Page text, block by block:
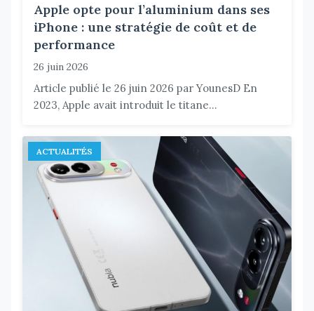
Apple opte pour l’aluminium dans ses
iPhone : une stratégie de coût et de
performance
26 juin 2026
Article publié le 26 juin 2026 par YounesD En
2023, Apple avait introduit le titane...
ACTUALITÉS